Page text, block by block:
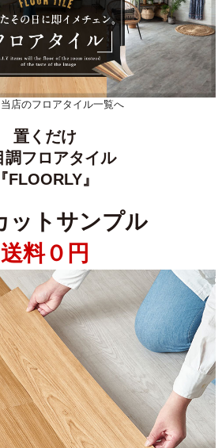
店のフロアタイル一覧へ
置くだけ
調フロアタイル
『FLOORLY』
ットサンプル
送料０円